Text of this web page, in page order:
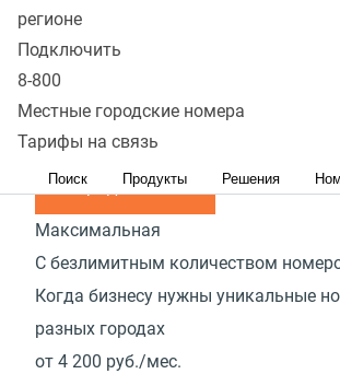
регионе
Подключить
8-800
Местные городские номера
Тарифы на связь
Поиск Продукты Решения
Рекомендуем
Расширенная
Когда нужно распределять звонки
сотрудников и по типам обращений
от3 000 руб./мес.
Продолжить
Максимальная
С безлимитным количеством
Когда бизнесу нужны уникальные
разных городах
от 4 200 руб./мес.